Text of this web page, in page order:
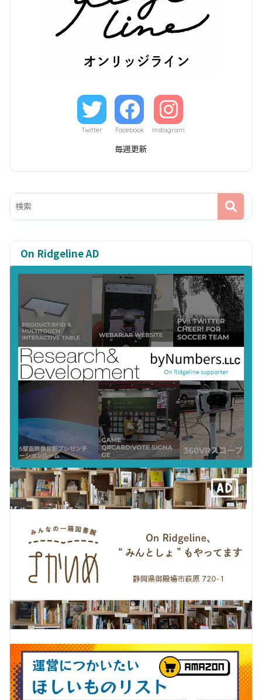
Twitter Facebook Instagram
毎週更新
On Ridgeline AD